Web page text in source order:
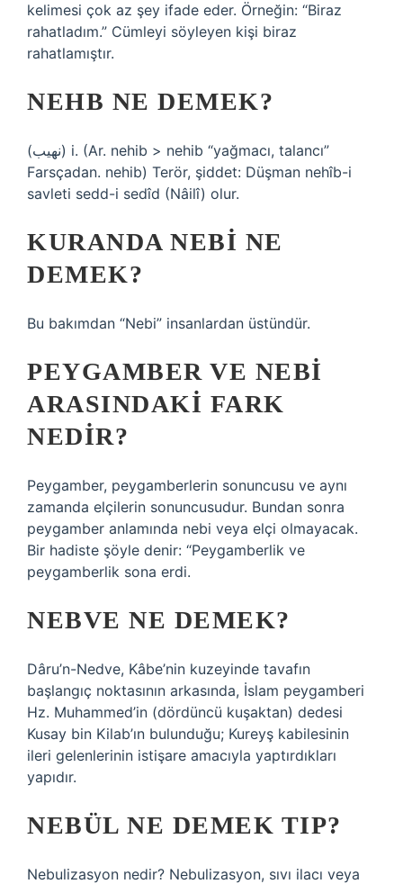
kelimesi çok az şey ifade eder. Örneğin: “Biraz
rahatladım.” Cümleyi söyleyen kişi biraz
rahatlamıştır.
NEHB NE DEMEK?
(ﻧﻬﻴﺐ) i. (Ar. nehіb > nehіb “yağmacı, talancı”
Farsçadan. nehіb) Terör, şiddet: Düşman nehîb-i
savleti sedd-i sedîd (Nâilî) olur.
KURANDA NEBI NE
DEMEK?
Bu bakımdan “Nebi” insanlardan üstündür.
PEYGAMBER VE NEBI
ARASINDAKI FARK
NEDIR?
Peygamber, peygamberlerin sonuncusu ve aynı
zamanda elçilerin sonuncusudur. Bundan sonra
peygamber anlamında nebi veya elçi olmayacak.
Bir hadiste şöyle denir: “Peygamberlik ve
peygamberlik sona erdi.
NEBVE NE DEMEK?
Dâru’n-Nedve, Kâbe’nin kuzeyinde tavafın
başlangıç ​​noktasının arkasında, İslam peygamberi
Hz. Muhammed’in (dördüncü kuşaktan) dedesi
Kusay bin Kilab’ın bulunduğu; Kureyş kabilesinin
ileri gelenlerinin istişare amacıyla yaptırdıkları
yapıdır.
NEBÜL NE DEMEK TIP?
Nebulizasyon nedir? Nebulizasyon, sıvı ilacı veya